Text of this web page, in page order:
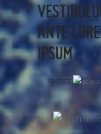
ANTE
IPSUM
FONT SIZE
(0 votes)